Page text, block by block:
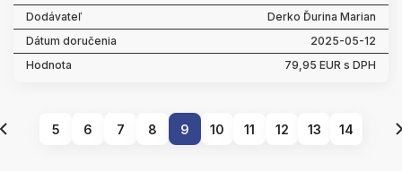
Derko Ďurina Marian
2025-05-12
79,95 EUR s DPH
5 6 7 8 9 10 11 12 13 14